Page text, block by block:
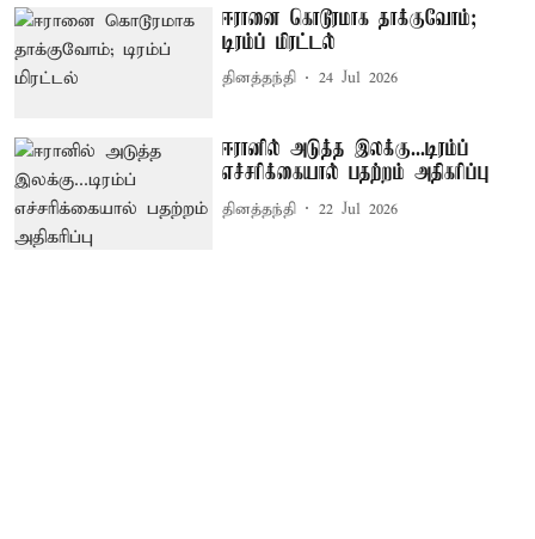
ஈரானை கொடூரமாக தாக்குவோம்;
டிரம்ப் மிரட்டல்
தினத்தந்தி 24 Jul 2026
ஈரானில் அடுத்த இலக்கு...டிரம்ப்
எச்சரிக்கையால் பதற்றம் அதிகரிப்பு
தினத்தந்தி 22 Jul 2026